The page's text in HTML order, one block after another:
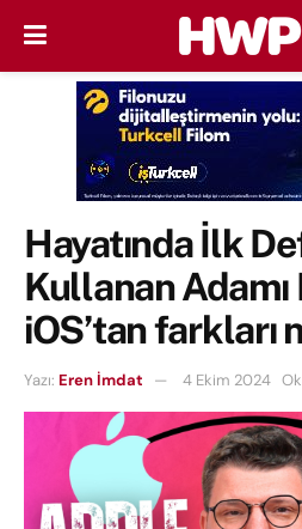
Hayatında İlk
Kullanan Adamı
iOS’tan farkları
Yazı: Eren İmdat 4 Ekim 2024